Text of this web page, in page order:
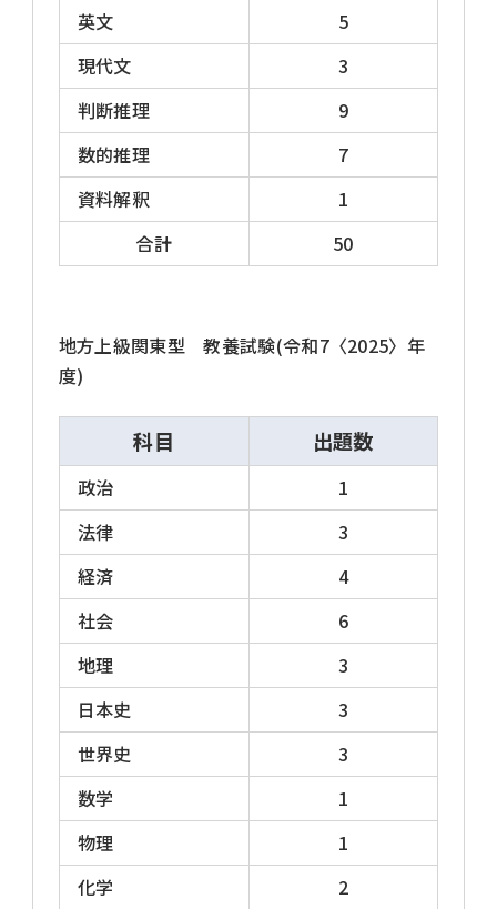
◎特別区(東京23区)1類事務は、平成7年4月2
日～平成17年4月1日生まれの者。
試験日程 2026年度
地方上級(都道府県・政令指定都市の大卒程度
二次試験以降の日程は自治体ごとに異なりま
す。
申込受付期間：4/下旬～5/下旬
1次試験日：6/21(日)
1次合格発表日：7月上旬
2次試験日：7月中旬～8月上旬
最終合格発表日：8月下旬
※東京都、特別区、北海道、愛知県、大阪
府、名古屋市、堺市では統一実施日と異なる
試験を実施しています。各自治体のホームペー
ジにも随時情報が掲載されます。
試験内容 2026年度
各自治体によって異なりますが、出題数、出題
英文
5
現代文
3
判断推理
9
数的推理
7
資料解釈
1
合計
50
地方上級関東型 教養試験(令和7〈2025〉年
度)
科目 出題数
政治
1
法律
3
経済
4
社会
6
地理
3
日本史
3
世界史
3
数学
1
物理
1
化学
2